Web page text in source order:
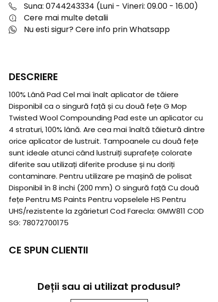
Suna: 0744243334 (Luni - Vineri: 09.00 - 16.00)
Cere mai multe detalii
Nu esti sigur? Cere info prin Whatsapp
DESCRIERE
100% Lână Pad Cel mai înalt aplicator de tăiere
Disponibil ca o singură față și cu două fețe G Mop
Twisted Wool Compounding Pad este un aplicator cu
4 straturi, 100% lână. Are cea mai înaltă tăietură dintre
orice aplicator de lustruit. Tampoanele cu două fețe
sunt ideale atunci când lustruiți suprafețe colorate
diferite sau utilizați diferite produse și nu doriți
contaminare. Pentru utilizare pe mașină de polisat
Disponibil în 8 inchi (200 mm) O singură față Cu două
fețe Pentru MS Paints Pentru vopselele HS Pentru
UHS/rezistente la zgârieturI Cod Farecla: GMW811 COD
SG: 78072700175
CE SPUN CLIENTII
Deții sau ai utilizat produsul?